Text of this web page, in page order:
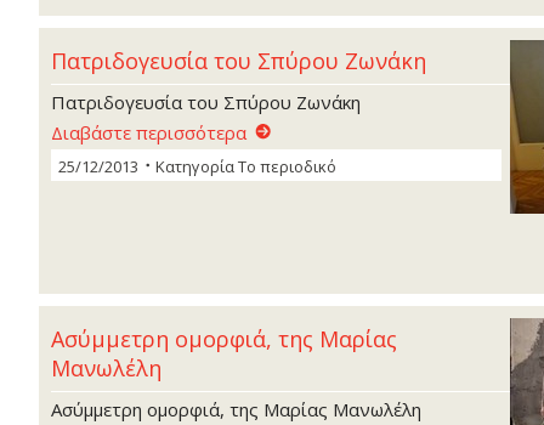
Πατριδογευσία του Σπύρου Ζωνάκη
Πατριδογευσία του Σπύρου Ζωνάκη
Διαβάστε περισσότερα
25/12/2013 ΚατηγορίαΤο περιοδικό
Ασύµµετρη οµορφιά, της Μαρίας
Μανωλέλη
Ασύµµετρη οµορφιά, της Μαρίας Μανωλέλη